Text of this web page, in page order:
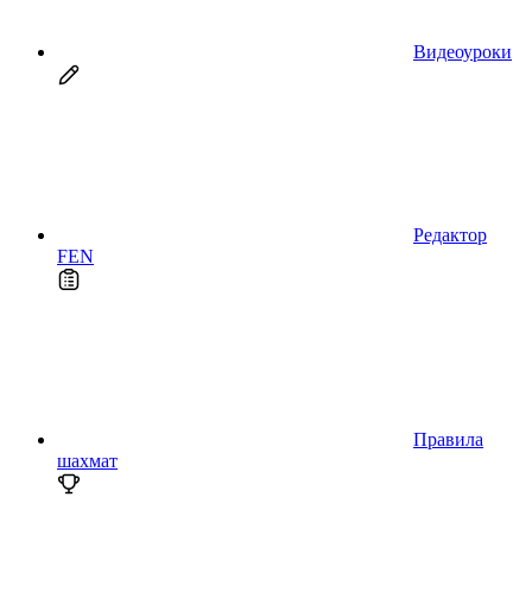
Видеоуроки
Редактор
FEN
Правила
шахмат